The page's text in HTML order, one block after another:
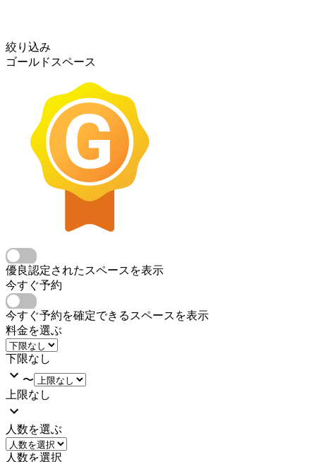
絞り込み
ゴールドスペース
優良認定されたスペースを表示
今すぐ予約
今すぐ予約を確定できるスペースを表示
料金を選ぶ
下限なし
〜
上限なし
人数を選ぶ
人数を選択